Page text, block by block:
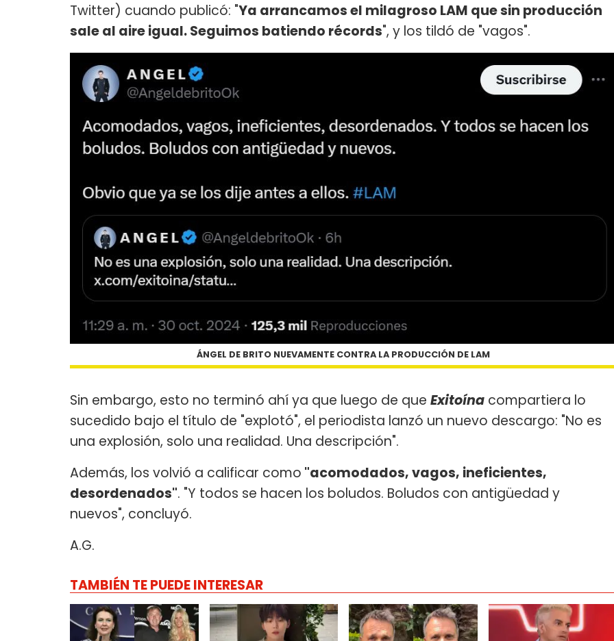
Twitter) cuando publicó: "Ya arrancamos el milagroso LAM que sin producción
sale al aire igual. Seguimos batiendo récords", y los tildó de "vagos".
ÁNGEL DE BRITO NUEVAMENTE CONTRA LA PRODUCCIÓN DE LAM
Sin embargo, esto no terminó ahí ya que luego de que Exitoína compartiera lo
sucedido bajo el título de "explotó", el periodista lanzó un nuevo descargo: "No es
una explosión, solo una realidad. Una descripción".
Además, los volvió a calificar como "acomodados, vagos, ineficientes,
desordenados". "Y todos se hacen los boludos. Boludos con antigüedad y
nuevos", concluyó.
A.G.
TAMBIÉN TE PUEDE INTERESAR